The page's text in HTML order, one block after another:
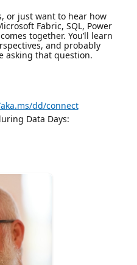
or just want to hear how
Fabric, SQL, Power
together. You’ll learn
and probably
asking that question.
dd/connect
Data Days: